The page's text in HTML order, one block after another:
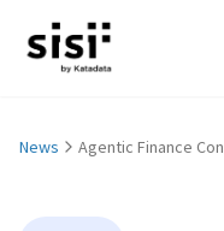
News Agentic Finance